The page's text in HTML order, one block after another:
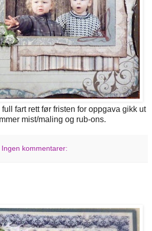
fart rett før fristen for oppgava gikk ut
mist/maling og rub-ons.
Ingen kommentarer: